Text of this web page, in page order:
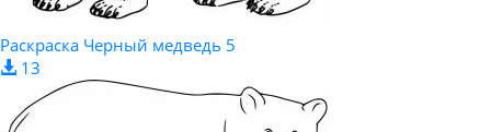
Раскраска Черный медведь 5
13